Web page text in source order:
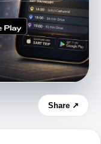
Share ↗